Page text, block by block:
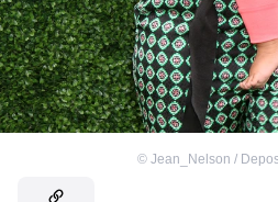
© Jean_Nelson /